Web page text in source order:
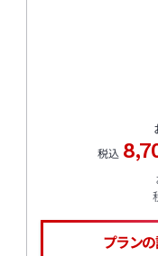
税込
プラン